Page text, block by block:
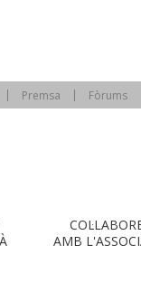
Premsa Fòrums
AMB